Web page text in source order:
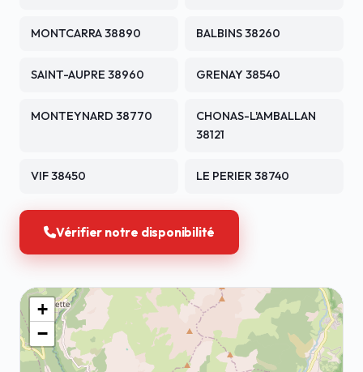
MONTCARRA 38890 BALBINS 38260
SAINT-AUPRE 38960 GRENAY 38540
MONTEYNARD 38770
CHONAS-L'AMBALLAN
38121
VIF 38450 LE PERIER 38740
Vérifier notre disponibilité
+
−